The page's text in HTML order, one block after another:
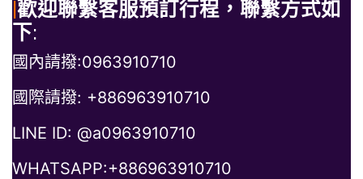
歡迎聯繫客服預訂行程，聯繫方式如
下:
國內請撥:0963910710
國際請撥: +886963910710
LINE ID: @a0963910710
WHATSAPP:+886963910710